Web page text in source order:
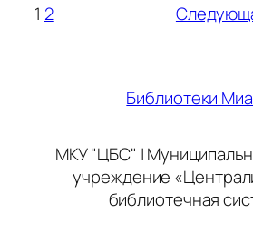
1 2
Библиотеки
МКУ "ЦБС" |
учреждение
библиотечная